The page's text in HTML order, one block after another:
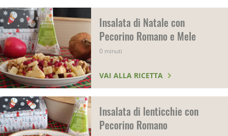
Insalata di Natale con
Pecorino Romano e Mele
0 minuti
VAI ALLA RICETTA
Insalata di lenticchie con
Pecorino Romano